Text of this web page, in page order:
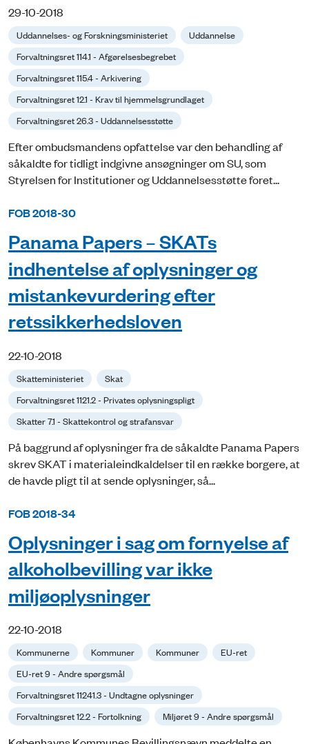
29-10-2018
Uddannelses- og Forskningsministeriet
Uddannelse
Forvaltningsret 114.1 - Afgørelsesbegrebet
Forvaltningsret 115.4 - Arkivering
Forvaltningsret 12.1 - Krav til hjemmelsgrundlaget
Forvaltningsret 26.3 - Uddannelsesstøtte
Efter ombudsmandens opfattelse var den behandling af
såkaldte for tidligt indgivne ansøgninger om SU, som
Styrelsen for Institutioner og Uddannelsesstøtte foret...
FOB 2018-30
Panama Papers – SKATs
indhentelse af oplysninger og
mistankevurdering efter
retssikkerhedsloven
22-10-2018
Skatteministeriet
Skat
Forvaltningsret 1121.2 - Privates oplysningspligt
Skatter 7.1 - Skattekontrol og strafansvar
På baggrund af oplysninger fra de såkaldte Panama Papers
skrev SKAT i materialeindkaldelser til en række borgere, at
de havde pligt til at sende oplysninger, så...
FOB 2018-34
Oplysninger i sag om fornyelse af
alkoholbevilling var ikke
miljøoplysninger
22-10-2018
Kommunerne Kommuner Kommuner
EU-ret
EU-ret 9 - Andre spørgsmål
Forvaltningsret 11241.3 - Undtagne oplysninger
Forvaltningsret 12.2 - Fortolkning
Miljøret 9 - Andre spørgsmål